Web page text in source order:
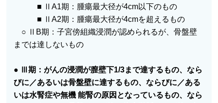
■ ⅡA1期：腫瘍最大径が4cm以下のもの
■ ⅡA2期：腫瘍最大径が4cmを超えるもの
○ ⅡB期：子宮傍組織浸潤が認められるが、骨盤壁
までは達しないもの
● Ⅲ期：がんの浸潤が膣壁下1/3まで達するもの、なら
びに／あるいは骨盤壁に達するもの、ならびに／ある
いは水腎症や無機 能腎の原因となっているもの、なら